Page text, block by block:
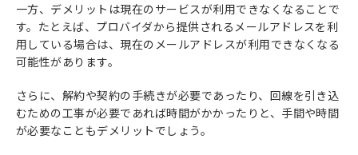
一方、デメリットは現在のサービスが利用できなくなることで
す。たとえば、プロバイダから提供されるメールアドレスを利
用している場合は、現在のメールアドレスが利用できなくなる
可能性があります。
さらに、解約や契約の手続きが必要であったり、回線を引き込
むための工事が必要であれば時間がかかったりと、手間や時間
が必要なこともデメリットでしょう。